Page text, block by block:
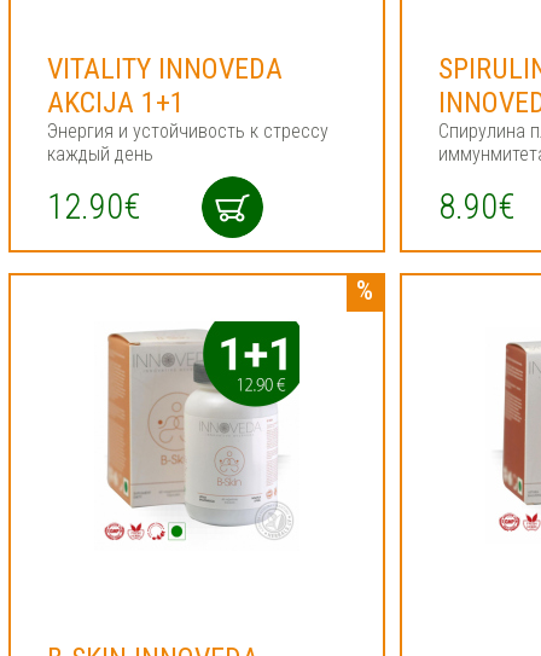
VITALITY INNOVEDA
AKCIJA 1+1
Энергия и устойчивость к стрессу
каждый день
12.90€
Спирулина
8.90€